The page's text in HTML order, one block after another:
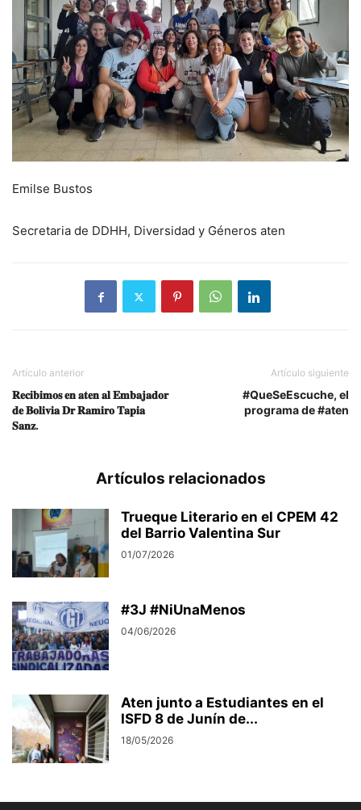
Emilse Bustos
Secretaria de DDHH, Diversidad y Géneros aten
Artículo anterior
𝐑𝐞𝐜𝐢𝐛𝐢𝐦𝐨𝐬 𝐞𝐧 𝐚𝐭𝐞𝐧 𝐚𝐥 𝐄𝐦𝐛𝐚𝐣𝐚𝐝𝐨𝐫
𝐝𝐞 𝐁𝐨𝐥𝐢𝐯𝐢𝐚 𝐃𝐫 𝐑𝐚𝐦𝐢𝐫𝐨 𝐓𝐚𝐩𝐢𝐚
𝐒𝐚𝐧𝐳.
Artículo siguiente
#QueSeEscuche, el
programa de #aten
Artículos relacionados
Trueque Literario en el CPEM 42
del Barrio Valentina Sur
01/07/2026
#3J #NiUnaMenos
04/06/2026
Aten junto a Estudiantes en el
ISFD 8 de Junín de...
18/05/2026